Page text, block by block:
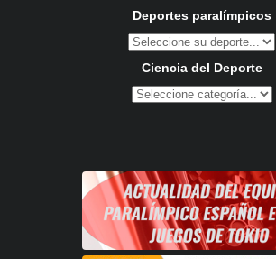
Deportes paralímpicos
Ciencia del Deporte